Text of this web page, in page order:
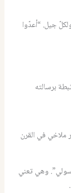
جيل. “أعدّوا
برسالته
ملاخي في القرن
وهي تعني